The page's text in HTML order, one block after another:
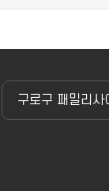
구로구 패밀리사